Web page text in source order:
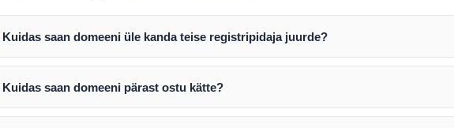
Kuidas saan domeeni üle kanda teise registripidaja juurde?
Pärast makse laekumist edastame teile domeeni AUTH (EPP) koodi. Selle abil saate
enda valitud registripidaja juurde.
Domeeni ülekandmine toimub registripidajate vahelise protsessina ning võib võtta
Kuidas saan domeeni pärast ostu kätte?
Pärast ostu vormistamist väljastame arve. Maksekinnituse järel edastame teile